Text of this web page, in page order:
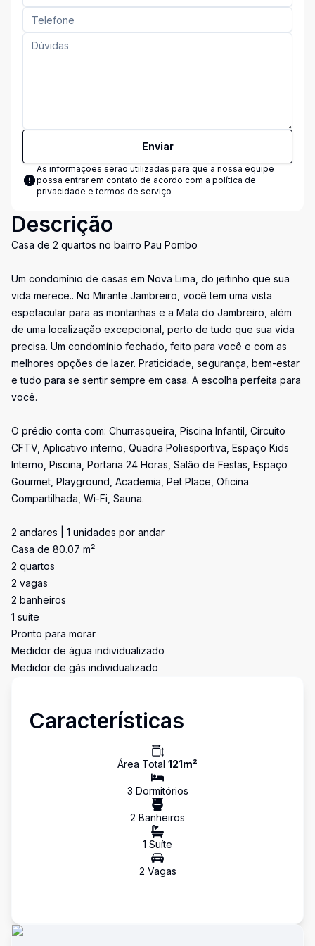
Enviar
As informações serão utilizadas para que a nossa equipe
possa entrar em contato de acordo com a política de
privacidade e termos de serviço
Descrição
Casa de 2 quartos no bairro Pau Pombo
Um condomínio de casas em Nova Lima, do jeitinho que sua
vida merece.. No Mirante Jambreiro, você tem uma vista
espetacular para as montanhas e a Mata do Jambreiro, além
de uma localização excepcional, perto de tudo que sua vida
precisa. Um condomínio fechado, feito para você e com as
melhores opções de lazer. Praticidade, segurança, bem-estar
e tudo para se sentir sempre em casa. A escolha perfeita para
você.
O prédio conta com: Churrasqueira, Piscina Infantil, Circuito
CFTV, Aplicativo interno, Quadra Poliesportiva, Espaço Kids
Interno, Piscina, Portaria 24 Horas, Salão de Festas, Espaço
Gourmet, Playground, Academia, Pet Place, Oficina
Compartilhada, Wi-Fi, Sauna.
2 andares | 1 unidades por andar
Casa de 80.07 m²
2 quartos
2 vagas
2 banheiros
1 suíte
Pronto para morar
Medidor de água individualizado
Medidor de gás individualizado
Características
Área Total 121m²
3 Dormitórios
2 Banheiros
1 Suíte
2 Vagas